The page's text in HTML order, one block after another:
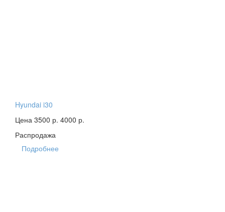
Hyundai i30
Цена 3500 р. 4000 р.
Распродажа
Подробнее